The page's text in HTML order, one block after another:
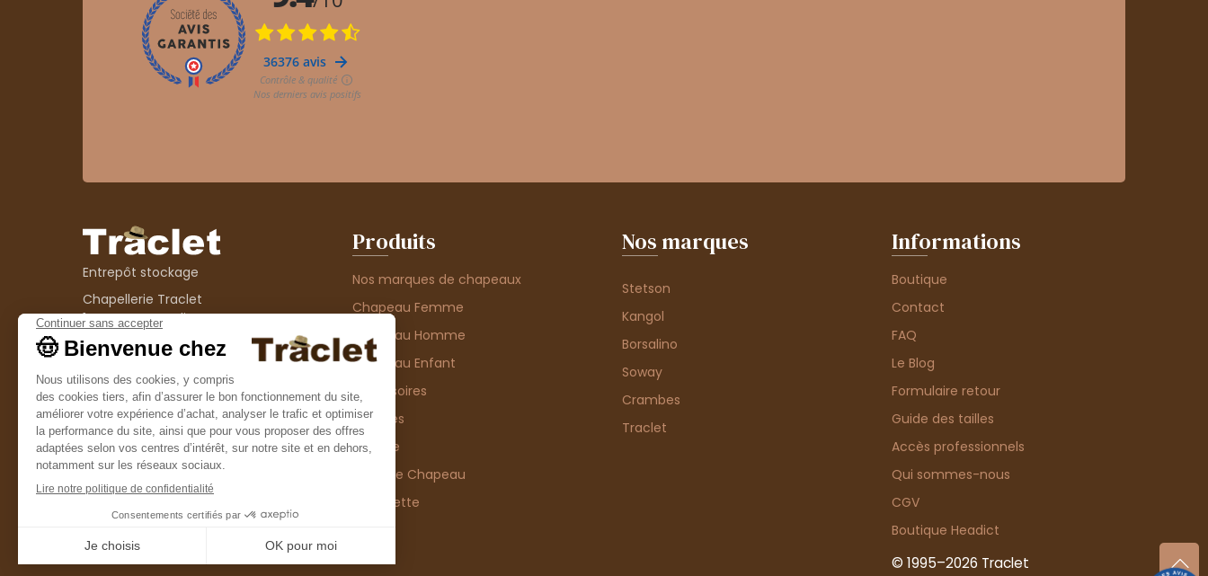
Entrepôt stockage
Chapellerie Traclet
14 Impasse Bardin
42300 Roanne
contact@chapellerie-traclet.com
Boutique
Chapellerie Traclet
4 rue de Cadore
42300 Roanne
Produits
Nos marques de chapeaux
Chapeau Femme
Chapeau Homme
Chapeau Enfant
Accessoires
Thèmes
Matière
Type de Chapeau
Casquette
Nos marques
Stetson
Kangol
Borsalino
Soway
Crambes
Traclet
Informations
Boutique
Contact
FAQ
Le Blog
Formulaire retour
Guide des tailles
Accès professionnels
Qui sommes-nous
CGV
Boutique Headict
© 1995–2026 Traclet